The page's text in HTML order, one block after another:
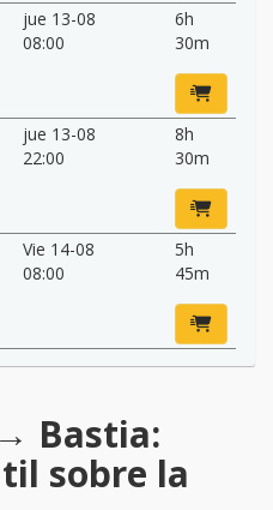
jue 13-08
08:00
6h
30m
jue 13-08
22:00
8h
30m
Vie 14-08
08:00
5h
45m
Bastia:
sobre la